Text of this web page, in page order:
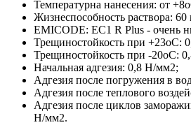
Температурна нанесения: от
Жизнеспособность раствора: 60
EMICODE: EC1 R Plus - очень
Трещиностойкость при +23оС:
Трещиностойкость при -20оС:
Начальная адгезия: 0,8 Н/мм2;
Адгезия после погружения в
Адгезия после теплового
Адгезия после циклов
Н/мм2.